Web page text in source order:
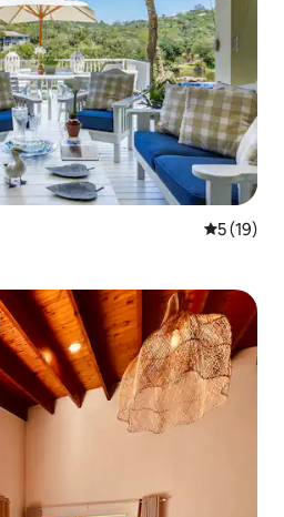
5 (19)